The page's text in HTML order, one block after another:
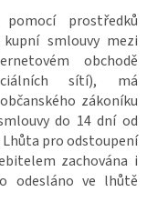
prostředků
smlouvy mezi
obchodě
sítí), má
zákoníku
do 14 dní od
Lhůta pro odstoupení
zachována i
odesláno ve lhůtě